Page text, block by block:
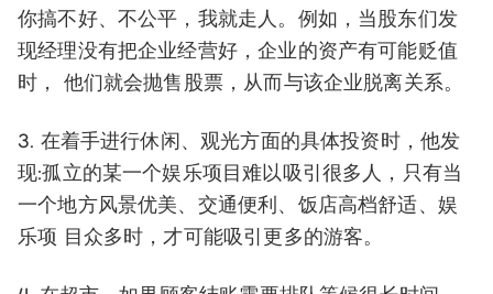
你搞不好、不公平，我就走人。例如，当股东们发
现经理没有把企业经营好，企业的资产有可能贬值
时， 他们就会抛售股票，从而与该企业脱离关系。
3. 在着手进行休闲、观光方面的具体投资时，他发
现:孤立的某一个娱乐项目难以吸引很多人，只有当
一个地方风景优美、交通便利、饭店高档舒适、娱
乐项 目众多时，才可能吸引更多的游客。